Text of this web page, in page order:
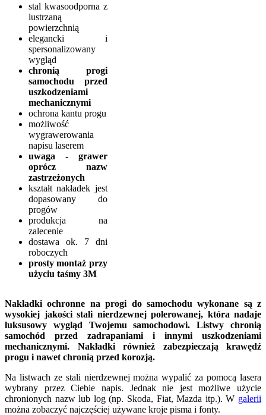
stal kwasoodporna z
lustrzaną
powierzchnią
elegancki i
spersonalizowany
wygląd
chronią progi
samochodu przed
uszkodzeniami
mechanicznymi
ochrona kantu progu
możliwość
wygrawerowania
napisu laserem
uwaga - grawer
oprócz nazw
zastrzeżonych
kształt nakładek jest
dopasowany do
progów
produkcja na
zalecenie
dostawa ok. 7 dni
roboczych
prosty montaż przy
użyciu taśmy 3M
Nakładki ochronne na progi do samochodu wykonane są z
wysokiej jakości stali nierdzewnej polerowanej, która nadaje
luksusowy wygląd Twojemu samochodowi. Listwy chronią
samochód przed zadrapaniami i innymi uszkodzeniami
mechanicznymi. Nakładki również zabezpieczają krawędź
progu i nawet chronią przed korozją.
Na listwach ze stali nierdzewnej można wypalić za pomocą lasera
wybrany przez Ciebie napis. Jednak nie jest możliwe użycie
chronionych nazw lub log (np. Skoda, Fiat, Mazda itp.). W galerii
można zobaczyć najczęściej używane kroje pisma i fonty.